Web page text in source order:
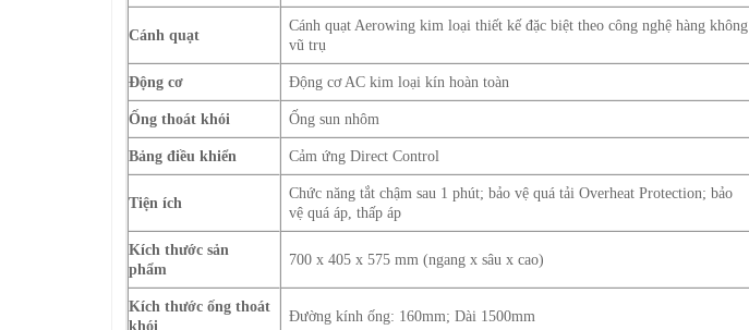
Cánh quạt
Cánh quạt Aerowing kim loại thiết kế đặc biệt theo công nghệ hàng không
vũ trụ
Động cơ Động cơ AC kim loại kín hoàn toàn
Ống thoát khói Ống sun nhôm
Bảng điều khiển Cảm ứng Direct Control
Tiện ích
Chức năng tắt chậm sau 1 phút; bảo vệ quá tải Overheat Protection; bảo
vệ quá áp, thấp áp
Kích thước sản
phẩm
700 x 405 x 575 mm (ngang x sâu x cao)
Kích thước ống thoát
khói
Đường kính ống: 160mm; Dài 1500mm